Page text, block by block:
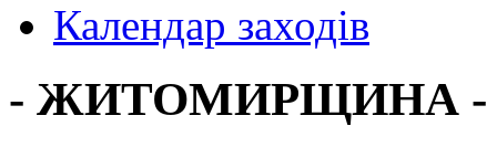
Календар заходів
- ЖИТОМИРЩИНА -